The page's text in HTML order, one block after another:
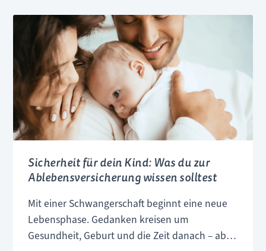
Warentest:
Worauf
Eltern
beim
Kauf
achten
sollten
Sicherheit für dein Kind: Was du zur
Ablebensversicherung wissen solltest
Mit einer Schwangerschaft beginnt eine neue
Lebensphase. Gedanken kreisen um
Gesundheit, Geburt und die Zeit danach – aber